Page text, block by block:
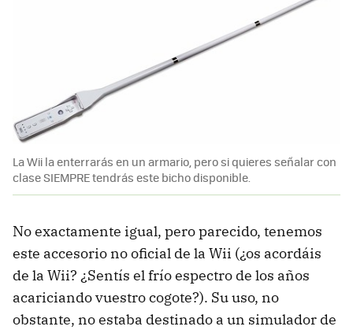
La Wii la enterrarás en un armario, pero si quieres señalar con
clase SIEMPRE tendrás este bicho disponible.
No exactamente igual, pero parecido, tenemos
este accesorio no oficial de la Wii (¿os acordáis
de la Wii? ¿Sentís el frío espectro de los años
acariciando vuestro cogote?). Su uso, no
obstante, no estaba destinado a un simulador de